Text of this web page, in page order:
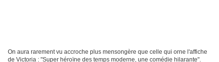
On aura rarement vu accroche plus mensongère que celle qui orne l'affiche
de Victoria : "Super héroïne des temps moderne, une comédie hilarante".